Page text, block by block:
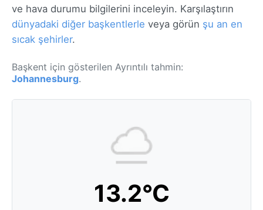
ve hava durumu bilgilerini inceleyin. Karşılaştırın
dünyadaki diğer başkentlerle veya görün şu an en
sıcak şehirler.
Başkent için gösterilen Ayrıntılı tahmin:
Johannesburg.
13.2°C